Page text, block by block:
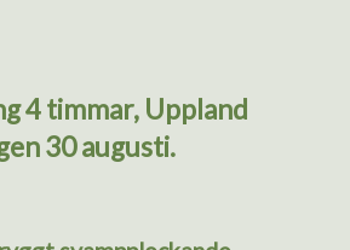
4 timmar, Uppland
30 augusti.